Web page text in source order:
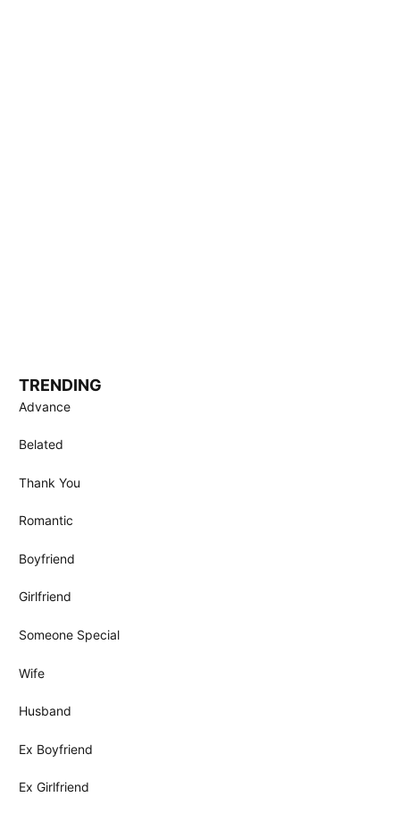
TRENDING
Advance
Belated
Thank You
Romantic
Boyfriend
Girlfriend
Someone Special
Wife
Husband
Ex Boyfriend
Ex Girlfriend